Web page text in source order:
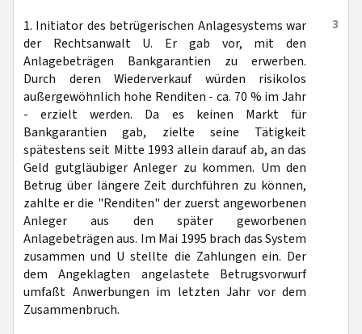
3
1. Initiator des betrügerischen Anlagesystems war
der Rechtsanwalt U. Er gab vor, mit den
Anlagebeträgen Bankgarantien zu erwerben.
Durch deren Wiederverkauf würden risikolos
außergewöhnlich hohe Renditen - ca. 70 % im Jahr
- erzielt werden. Da es keinen Markt für
Bankgarantien gab, zielte seine Tätigkeit
spätestens seit Mitte 1993 allein darauf ab, an das
Geld gutgläubiger Anleger zu kommen. Um den
Betrug über längere Zeit durchführen zu können,
zahlte er die "Renditen" der zuerst angeworbenen
Anleger aus den später geworbenen
Anlagebeträgen aus. Im Mai 1995 brach das System
zusammen und U stellte die Zahlungen ein. Der
dem Angeklagten angelastete Betrugsvorwurf
umfaßt Anwerbungen im letzten Jahr vor dem
Zusammenbruch.